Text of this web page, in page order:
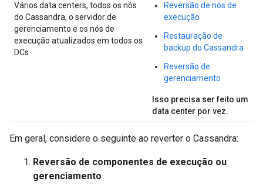
Vários data centers, todos os nós
do Cassandra, o servidor de
gerenciamento e os nós de
execução atualizados em todos os
DCs
Reversão de nós de
execução
Restauração de
backup do Cassandra
Reversão de
gerenciamento
Isso precisa ser feito um
data center por vez.
Em geral, considere o seguinte ao reverter o Cassandra:
Reversão de componentes de execução ou
gerenciamento